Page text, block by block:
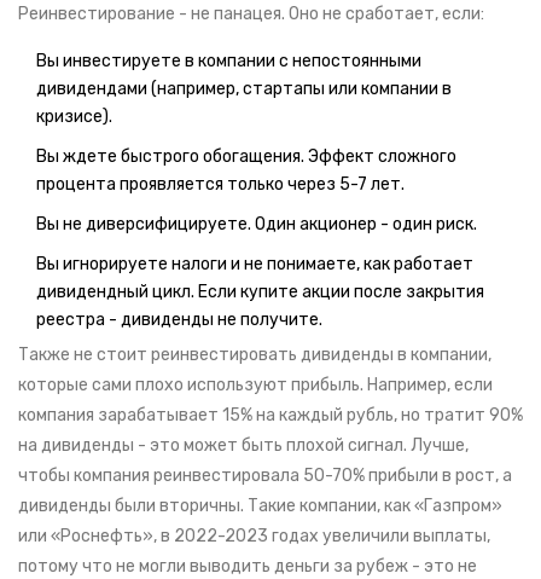
Реинвестирование - не панацея. Оно не сработает, если:
Вы инвестируете в компании с непостоянными
дивидендами (например, стартапы или компании в
кризисе).
Вы ждете быстрого обогащения. Эффект сложного
процента проявляется только через 5-7 лет.
Вы не диверсифицируете. Один акционер - один риск.
Вы игнорируете налоги и не понимаете, как работает
дивидендный цикл. Если купите акции после закрытия
реестра - дивиденды не получите.
Также не стоит реинвестировать дивиденды в компании,
которые сами плохо используют прибыль. Например, если
компания зарабатывает 15% на каждый рубль, но тратит 90%
на дивиденды - это может быть плохой сигнал. Лучше,
чтобы компания реинвестировала 50-70% прибыли в рост, а
дивиденды были вторичны. Такие компании, как «Газпром»
или «Роснефть», в 2022-2023 годах увеличили выплаты,
потому что не могли выводить деньги за рубеж - это не